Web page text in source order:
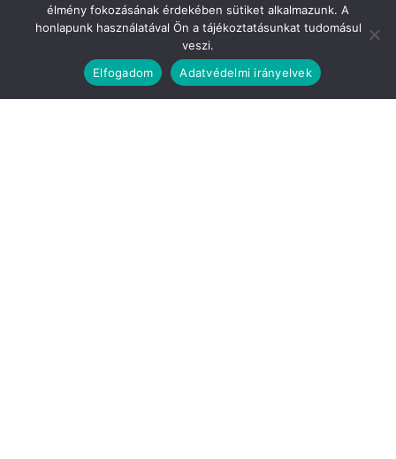
élmény fokozásának érdekében sütiket alkalmazunk. A
honlapunk használatával Ön a tájékoztatásunkat tudomásul
veszi.
Elfogadom
Adatvédelmi irányelvek